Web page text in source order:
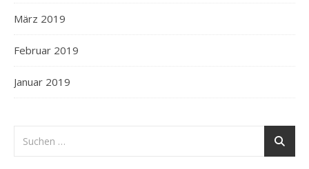
März 2019
Februar 2019
Januar 2019